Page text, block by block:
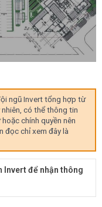
ngũ Invert tổng hợp từ
có thể thông tin
chính quyền nên
đọc chỉ xem đây là
Invert để nhận thông